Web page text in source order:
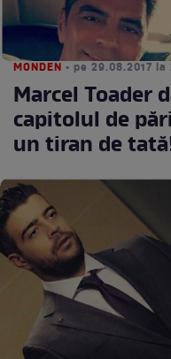
MONDEN • pe 29.08.2017 la
Marcel Toader
capitolul de
un tiran de